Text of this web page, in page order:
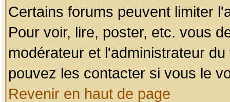
Certains forums peuvent limiter
Pour voir, lire, poster, etc. vous
modérateur et l'administrateur
pouvez les contacter si vous le
Revenir en haut de page